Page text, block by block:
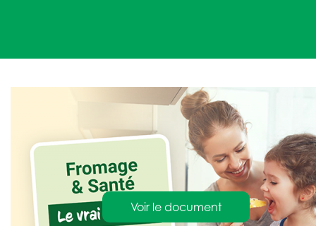
Voir le document